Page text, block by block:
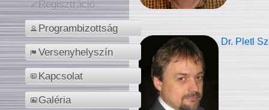
Regisztráció
Programbizottság
Versenyhelyszín
Kapcsolat
Galéria
Dr. Pletl